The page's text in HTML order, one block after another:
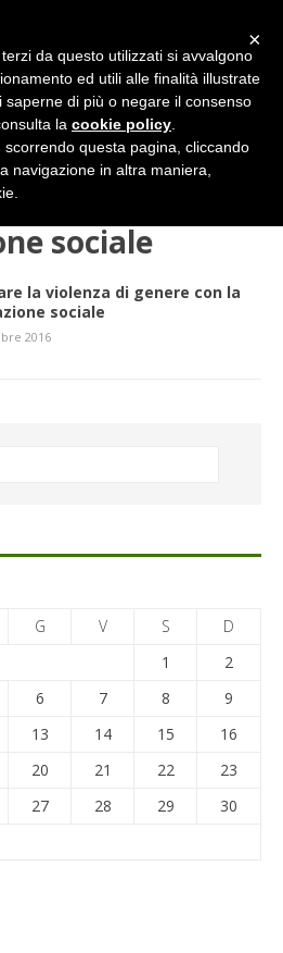
sociale
la violenza di genere con la
sociale
2016
G V S
D
1
2
6 7 8
9
13 14 15
16
20 21 22
23
27 28 29
30
×
da questo utilizzati si avvalgono
ed utili alle finalità illustrate
saperne di più o negare il consenso
la cookie policy
questa pagina, cliccando
navigazione in altra maniera,